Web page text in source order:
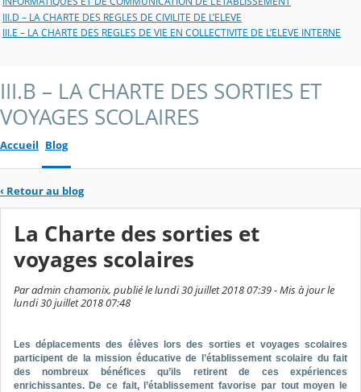
III.D – LA CHARTE DES REGLES DE CIVILITE DE L’ELEVE
III.E – LA CHARTE DES REGLES DE VIE EN COLLECTIVITE DE L’ELEVE INTERNE
III.B – LA CHARTE DES SORTIES ET
VOYAGES SCOLAIRES
Accueil Blog
‹ Retour au blog
La Charte des sorties et
voyages scolaires
Par admin chamonix, publié le lundi 30 juillet 2018 07:39 - Mis à jour le
lundi 30 juillet 2018 07:48
Les déplacements des élèves lors des sorties et voyages scolaires
participent de la mission éducative de l’établissement scolaire du fait
des nombreux bénéfices qu’ils retirent de ces expériences
enrichissantes. De ce fait, l’établissement favorise par tout moyen le